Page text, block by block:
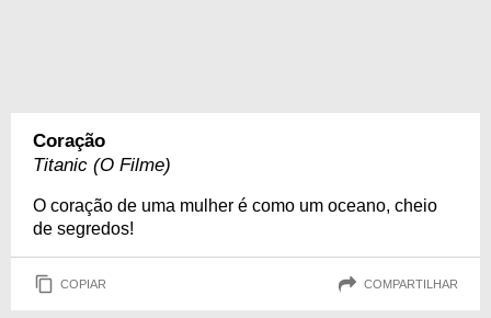
Coração
Titanic (O Filme)
O coração de uma mulher é como um oceano, cheio
de segredos!
COPIAR COMPARTILHAR